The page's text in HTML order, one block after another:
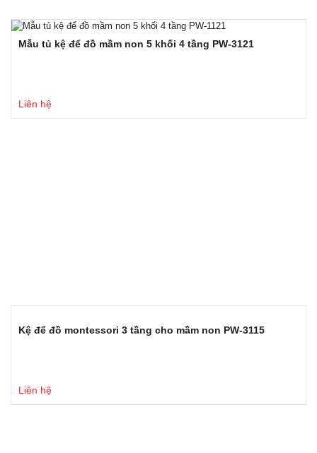
Mẫu tủ kệ để đồ mầm non 5 khối 4 tầng PW-3121
Liên hệ
Kệ để đồ montessori 3 tầng cho mầm non PW-3115
Liên hệ